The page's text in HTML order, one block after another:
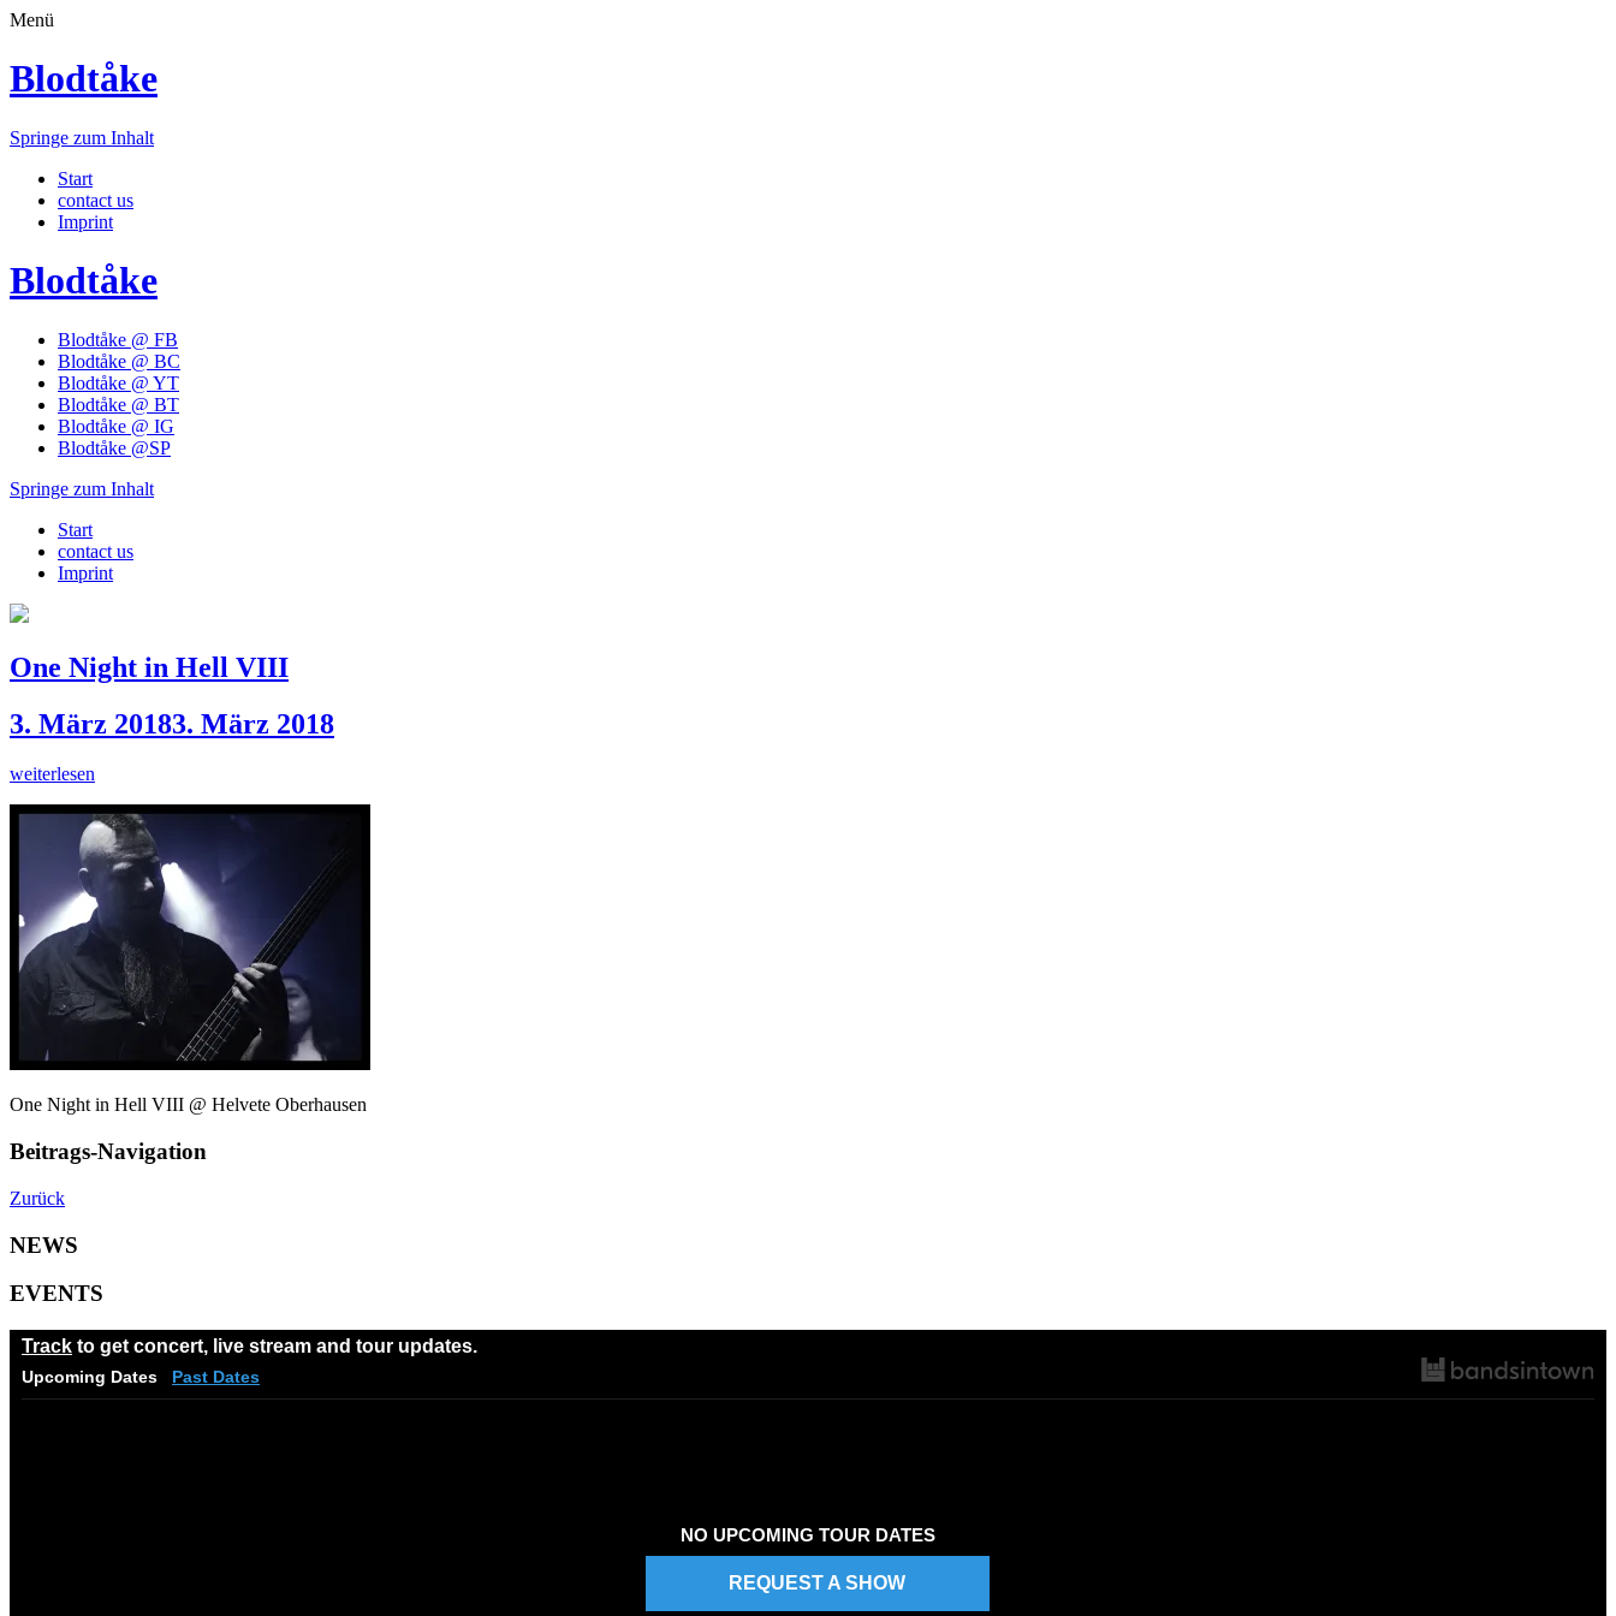
Menü
Blodtåke
Springe zum Inhalt
Start
contact us
Imprint
Blodtåke
Blodtåke @ FB
Blodtåke @ BC
Blodtåke @ YT
Blodtåke @ BT
Blodtåke @ IG
Blodtåke @SP
Springe zum Inhalt
Start
contact us
Imprint
One Night in Hell VIII
3. März 20183. März 2018
weiterlesen
One Night in Hell VIII @ Helvete Oberhausen
Beitrags-Navigation
Zurück
NEWS
EVENTS
Track to get concert, live stream and tour updates.
Upcoming Dates Past Dates
NO UPCOMING TOUR DATES
REQUEST A SHOW